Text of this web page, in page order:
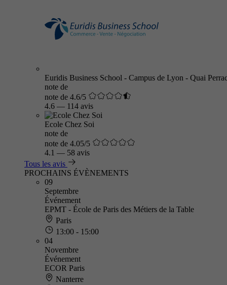
Euridis Business School - Campus de Lyon - Quai
note de
note de 4.6/5
4.6 — 114 avis
Ecole Chez Soi
note de
note de 4.05/5
4.1 — 58 avis
Tous les avis
PROCHAINS ÉVÈNEMENTS
09
Septembre
Événement
EPMT - École de Paris des Métiers de la Table
Paris
13:00 - 15:00
04
Novembre
Événement
ECOR Paris
Nanterre